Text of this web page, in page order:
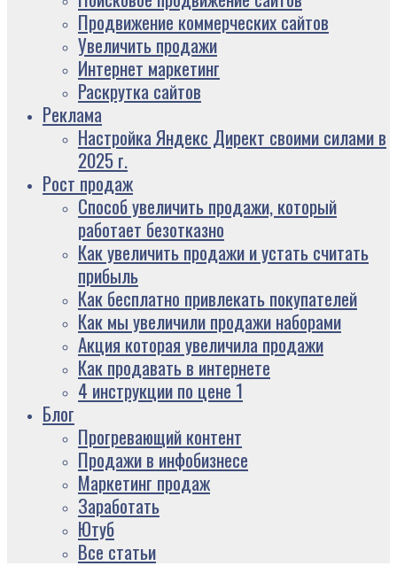
Продвижение коммерческих сайтов
Увеличить продажи
Интернет маркетинг
Раскрутка сайтов
Реклама
Настройка Яндекс Директ своими силами в
2025 г.
Рост продаж
Способ увеличить продажи, который
работает безотказно
Как увеличить продажи и устать считать
прибыль
Как бесплатно привлекать покупателей
Как мы увеличили продажи наборами
Акция которая увеличила продажи
Как продавать в интернете
4 инструкции по цене 1
Блог
Прогревающий контент
Продажи в инфобизнесе
Маркетинг продаж
Заработать
Ютуб
Все статьи